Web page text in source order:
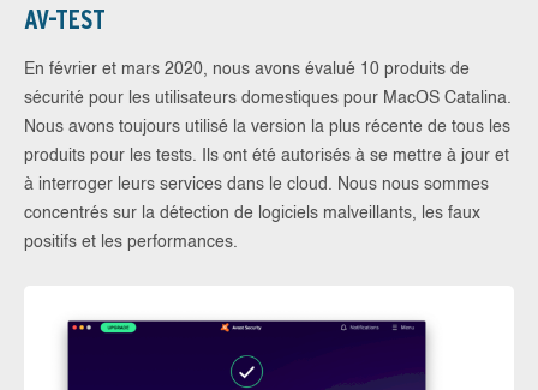
AV-TEST
En février et mars 2020, nous avons évalué 10 produits de
sécurité pour les utilisateurs domestiques pour MacOS Catalina.
Nous avons toujours utilisé la version la plus récente de tous les
produits pour les tests. Ils ont été autorisés à se mettre à jour et
à interroger leurs services dans le cloud. Nous nous sommes
concentrés sur la détection de logiciels malveillants, les faux
positifs et les performances.